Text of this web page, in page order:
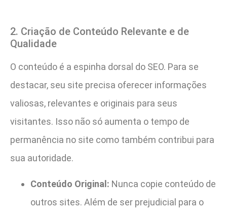
2. Criação de Conteúdo Relevante e de
Qualidade
O conteúdo é a espinha dorsal do SEO. Para se
destacar, seu site precisa oferecer informações
valiosas, relevantes e originais para seus
visitantes. Isso não só aumenta o tempo de
permanência no site como também contribui para
sua autoridade.
Conteúdo Original: Nunca copie conteúdo de
outros sites. Além de ser prejudicial para o